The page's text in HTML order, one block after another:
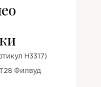
H3317)
Филвуд